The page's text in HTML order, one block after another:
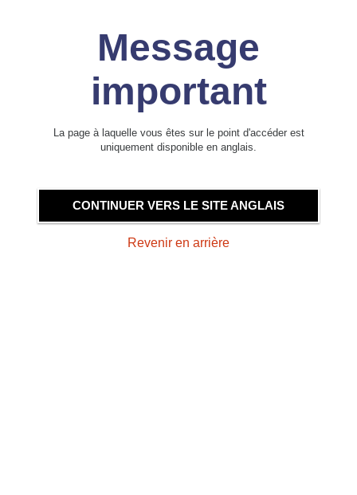
Message
important
La page à laquelle vous êtes sur le point d'accéder est
uniquement disponible en anglais.
CONTINUER VERS LE SITE ANGLAIS
Revenir en arrière